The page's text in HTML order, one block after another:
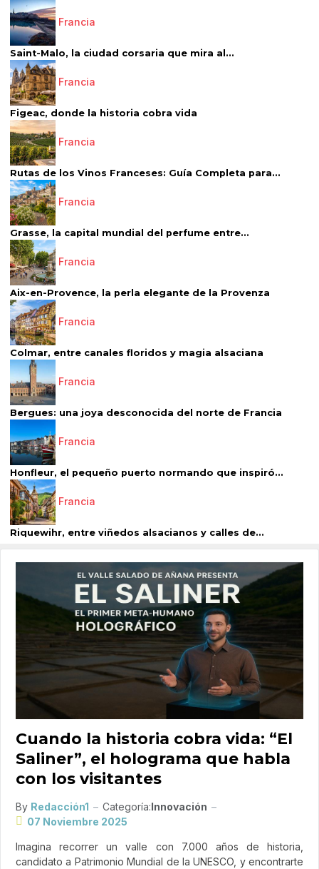
Francia
Saint-Malo, la ciudad corsaria que mira al...
Francia
Figeac, donde la historia cobra vida
Francia
Rutas de los Vinos Franceses: Guía Completa para...
Francia
Grasse, la capital mundial del perfume entre...
Francia
Aix-en-Provence, la perla elegante de la Provenza
Francia
Colmar, entre canales floridos y magia alsaciana
Francia
Bergues: una joya desconocida del norte de Francia
Francia
Honfleur, el pequeño puerto normando que inspiró...
Francia
Riquewihr, entre viñedos alsacianos y calles de...
Cuando la historia cobra vida: “El
Saliner”, el holograma que habla
con los visitantes
By Redacción1 Categoría:Innovación
07 Noviembre 2025
Imagina recorrer un valle con 7.000 años de historia,
candidato a Patrimonio Mundial de la UNESCO, y encontrarte